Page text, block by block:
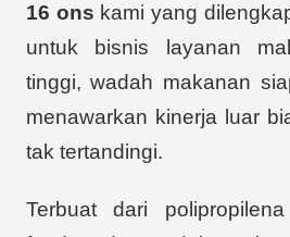
16 ons kami yang
untuk bisnis layanan
tinggi, wadah makanan
menawarkan kinerja luar
tak tertandingi.
Terbuat dari